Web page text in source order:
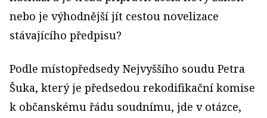
nebo je výhodnější jít cestou novelizace
stávajícího předpisu?
Podle místopředsedy Nejvyššího soudu Petra
Šuka, který je předsedou rekodifikační komise
k občanskému řádu soudnímu, jde v otázce,